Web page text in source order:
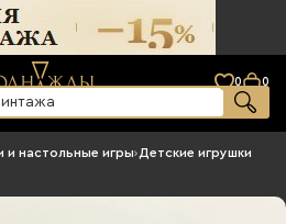
0 0
и настольные игры›Детские игрушки